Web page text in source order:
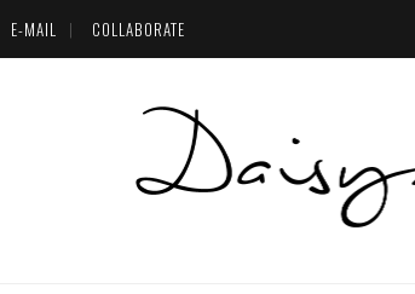
E-MAIL COLLABORATE